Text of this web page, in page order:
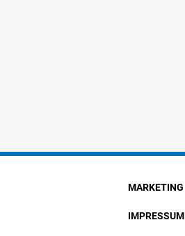
MARKETING
IMPRESSUM